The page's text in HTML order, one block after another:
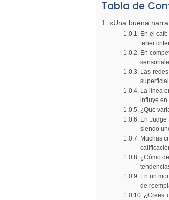
Tabla de
«Una buena
En el
tener
En
Las
La línea
influye en
¿Qué
En Judge
siendo
Muchas
¿Cómo
En un
de
¿Crees